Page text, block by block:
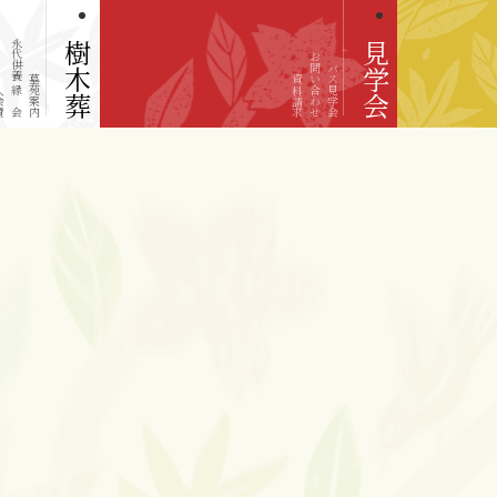
樹木葬
墓苑案内
永代供養 縁の会 見学会
バス見学会
お問い合わせ
資料請求